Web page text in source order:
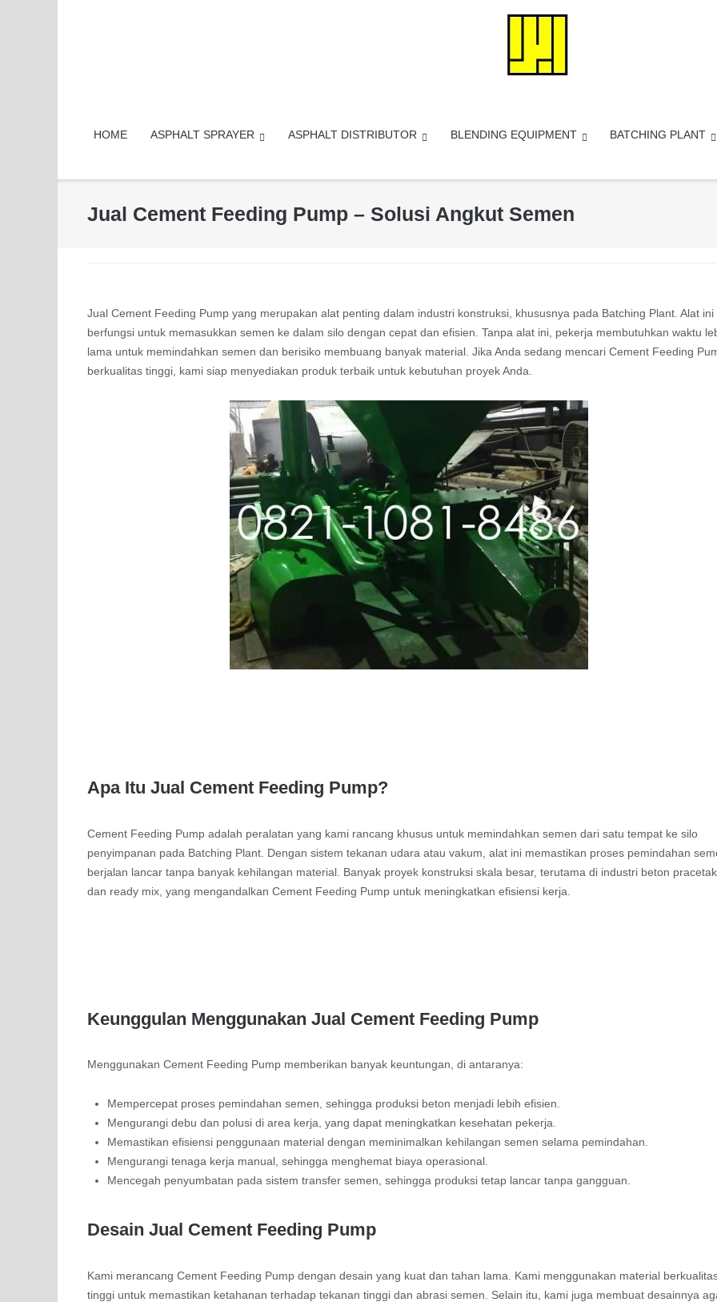
HOME ASPHALT SPRAYER ASPHALT DISTRIBUTOR BLENDING EQUIPMENT BATCHING PLANT
Jual Cement Feeding Pump – Solusi Angkut Semen
Jual Cement Feeding Pump yang merupakan alat penting dalam industri konstruksi, khususnya pada Batching Plant. Alat ini
berfungsi untuk memasukkan semen ke dalam silo dengan cepat dan efisien. Tanpa alat ini, pekerja membutuhkan waktu
lama untuk memindahkan semen dan berisiko membuang banyak material. Jika Anda sedang mencari Cement Feeding
berkualitas tinggi, kami siap menyediakan produk terbaik untuk kebutuhan proyek Anda.
Apa Itu Jual Cement Feeding Pump?
Cement Feeding Pump adalah peralatan yang kami rancang khusus untuk memindahkan semen dari satu tempat ke silo
penyimpanan pada Batching Plant. Dengan sistem tekanan udara atau vakum, alat ini memastikan proses pemindahan
berjalan lancar tanpa banyak kehilangan material. Banyak proyek konstruksi skala besar, terutama di industri beton pracetak
dan ready mix, yang mengandalkan Cement Feeding Pump untuk meningkatkan efisiensi kerja.
Keunggulan Menggunakan Jual Cement Feeding Pump
Menggunakan Cement Feeding Pump memberikan banyak keuntungan, di antaranya:
Mempercepat proses pemindahan semen, sehingga produksi beton menjadi lebih efisien.
Mengurangi debu dan polusi di area kerja, yang dapat meningkatkan kesehatan pekerja.
Memastikan efisiensi penggunaan material dengan meminimalkan kehilangan semen selama pemindahan.
Mengurangi tenaga kerja manual, sehingga menghemat biaya operasional.
Mencegah penyumbatan pada sistem transfer semen, sehingga produksi tetap lancar tanpa gangguan.
Desain Jual Cement Feeding Pump
Kami merancang Cement Feeding Pump dengan desain yang kuat dan tahan lama. Kami menggunakan material
tinggi untuk memastikan ketahanan terhadap tekanan tinggi dan abrasi semen. Selain itu, kami juga membuat desainnya